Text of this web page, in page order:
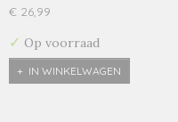
€ 26,99
✓ Op voorraad
IN WINKELWAGEN